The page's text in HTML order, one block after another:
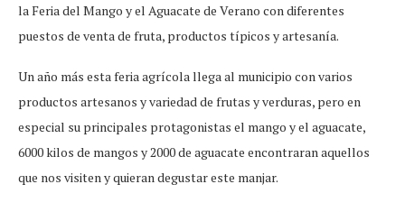
la Feria del Mango y el Aguacate de Verano con diferentes
puestos de venta de fruta, productos típicos y artesanía.
Un año más esta feria agrícola llega al municipio con varios
productos artesanos y variedad de frutas y verduras, pero en
especial su principales protagonistas el mango y el aguacate,
6000 kilos de mangos y 2000 de aguacate encontraran aquellos
que nos visiten y quieran degustar este manjar.